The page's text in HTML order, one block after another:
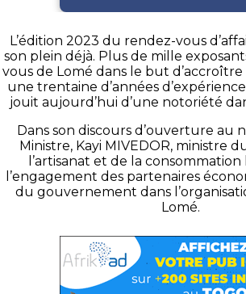
L’édition 2023 du rendez-vous
son plein déjà. Plus de mille
vous de Lomé dans le but
une trentaine d’années
jouit aujourd’hui d’une notoriété
Dans son discours d’ouverture au
Ministre, Kayi MIVEDOR, ministre
l’artisanat et de la consommation
l’engagement des partenaires
du gouvernement dans
Lomé.